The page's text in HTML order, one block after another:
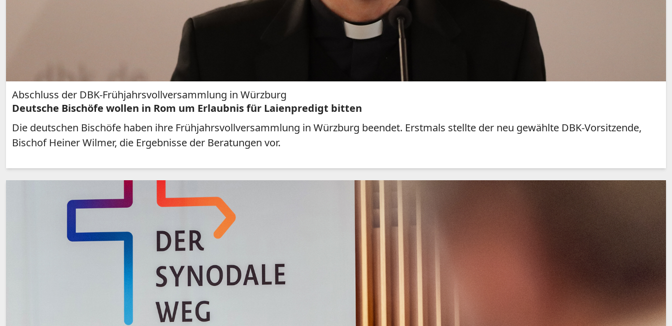
Abschluss der DBK-Frühjahrsvollversammlung in Würzburg
Deutsche Bischöfe wollen in Rom um Erlaubnis für Laienpredigt bitten
Die deutschen Bischöfe haben ihre Frühjahrsvollversammlung in Würzburg beendet. Erstmals stellte der neu gewählte DBK-Vorsitzende,
Bischof Heiner Wilmer, die Ergebnisse der Beratungen vor.